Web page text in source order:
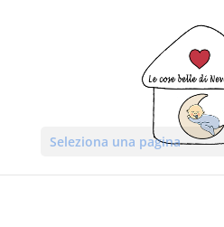
Seleziona una pagina